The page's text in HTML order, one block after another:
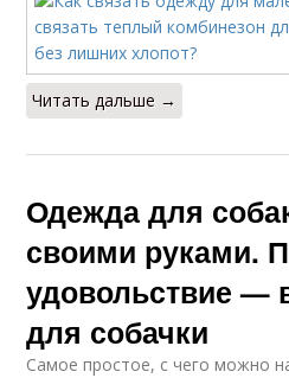
Читать дальше →
Одежда для
своими руками.
удовольствие —
для собачки
Самое простое, с чего можно